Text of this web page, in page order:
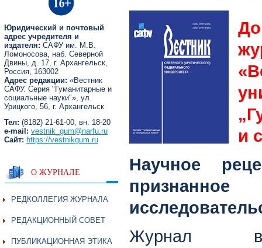
Юридический и почтовый
адрес учредителя и
издателя: САФУ им. М.В.
Ломоносова, наб. Северной
Двины, д. 17, г. Архангельск,
Россия, 163002
Адрес редакции: «Вестник
САФУ. Серия "Гуманитарные и
социальные науки"», ул.
Урицкого, 56, г. Архангельск
Тел: (8182) 21-61-00, вн. 18-20
e-mail: vestnik_gum@narfu.ru
Сайт: https://vestnikgum.ru
О ЖУРНАЛЕ
РЕДКОЛЛЕГИЯ ЖУРНАЛА
РЕДАКЦИОННЫЙ СОВЕТ
ПУБЛИКАЦИОННАЯ ЭТИКА
и
Научное
Журнал